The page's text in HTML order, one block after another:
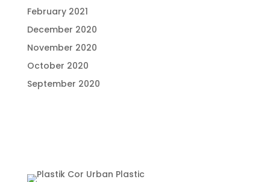
February 2021
December 2020
November 2020
October 2020
September 2020